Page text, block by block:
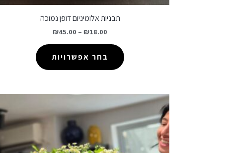
תבניות אלומיניום דופן נמוכה
₪18.00
–
₪45.00
בחר אפשרויות